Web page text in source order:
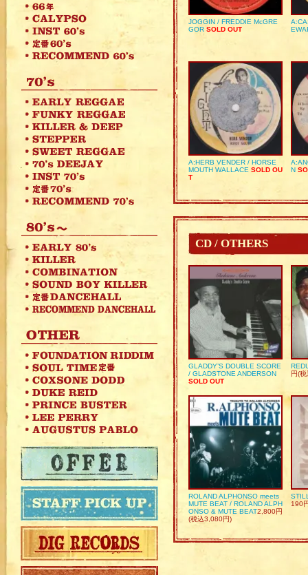
JOGGIN / FREDDIE McGRE
GOR SOLD OUT
A:HERB VENDER / HORSE
MOUTH WALLACE SOLD OU
T
N
CD / OTHERS
GLADDY’S DOUBLE SCORE
/ GLADSTONE ANDERSON
SOLD OUT
円(
ROLAND ALPHONSO meets
MUTE BEAT / ROLAND ALPH
ONSO & MUTE BEAT2,800円
(税込3,080円)
190